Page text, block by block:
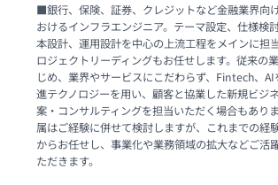
■銀行、保険、証券、クレジットなど金融業界向
おけるインフラエンジニア。テーマ設定、仕様検
本設計、運用設計を中心の上流工程をメインに担
ロジェクトリーディングもお任せします。従来の
じめ、業界やサービスにこだわらず、Fintech、
進テクノロジーを用い、顧客と協業した新規ビジ
案・コンサルティングを担当いただく場合もあり
属はご経験に併せて検討しますが、これまでの経
からお任せし、事業化や業務領域の拡大などご活
ただきます。